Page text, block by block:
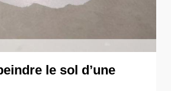
le sol d’une